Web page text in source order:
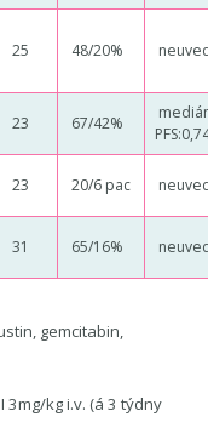
25 48/20%
23 67/42%
23 20/6 pac
31 65/16%
gemcitabin,
3mg/kg i.v. (á 3 týdny